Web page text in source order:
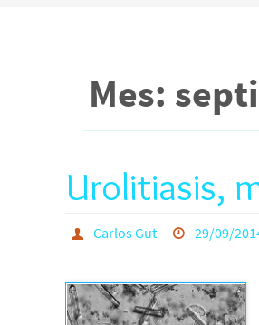
Mes:
Urolitiasis,
Carlos Gut 29/09/